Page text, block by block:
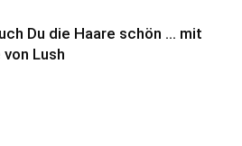
Du die Haare schön … mit
von Lush